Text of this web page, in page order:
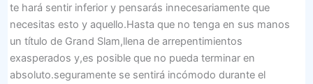
te hará sentir inferior y pensarás innecesariamente que
necesitas esto y aquello.Hasta que no tenga en sus manos
un título de Grand Slam,llena de arrepentimientos
exasperados y,es posible que no pueda terminar en
absoluto.seguramente se sentirá incómodo durante el